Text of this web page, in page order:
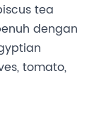
tea
dengan
tomato,